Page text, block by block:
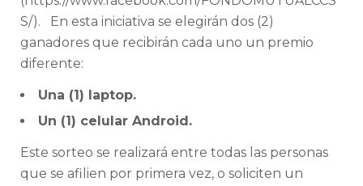
S/). En esta iniciativa se elegirán dos (2)
ganadores que recibirán cada uno un premio
diferente:
Una (1) laptop.
Un (1) celular Android.
Este sorteo se realizará entre todas las personas
que se afilien por primera vez, o soliciten un